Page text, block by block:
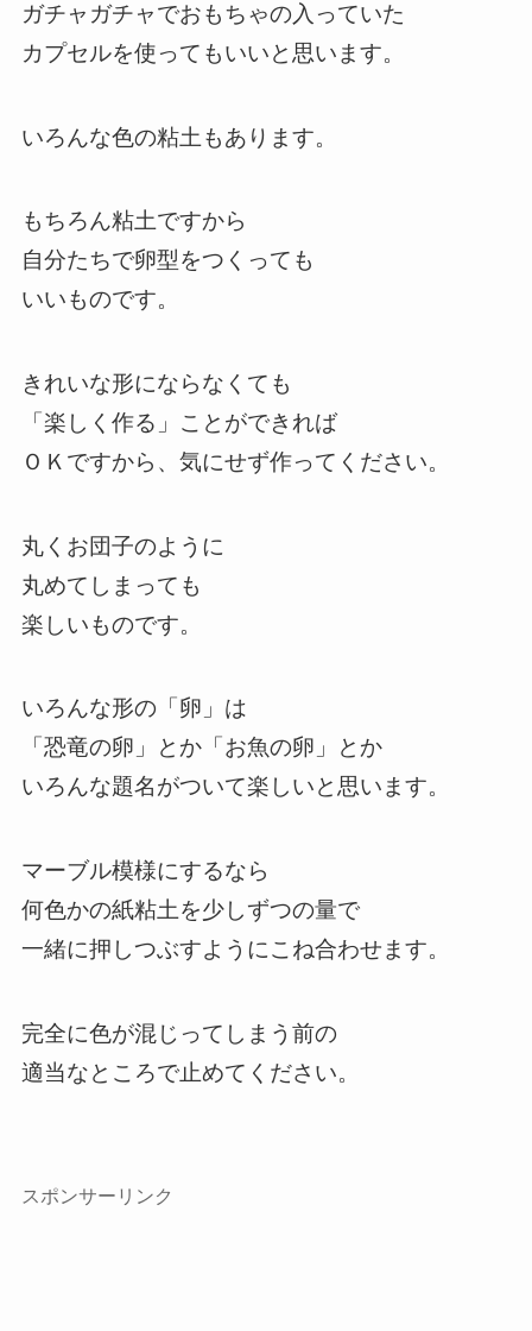
ガチャガチャでおもちゃの入っていた
カプセルを使ってもいいと思います。
いろんな色の粘土もあります。
もちろん粘土ですから
自分たちで卵型をつくっても
いいものです。
きれいな形にならなくても
「楽しく作る」ことができれば
ＯＫですから、気にせず作ってください。
丸くお団子のように
丸めてしまっても
楽しいものです。
いろんな形の「卵」は
「恐竜の卵」とか「お魚の卵」とか
いろんな題名がついて楽しいと思います。
マーブル模様にするなら
何色かの紙粘土を少しずつの量で
一緒に押しつぶすようにこね合わせます。
完全に色が混じってしまう前の
適当なところで止めてください。
スポンサーリンク